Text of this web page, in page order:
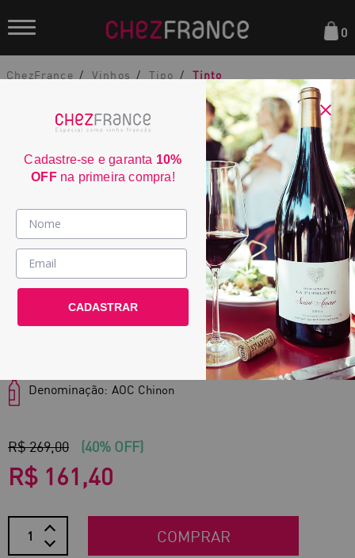
Vinhos >
País / Região >
Le Club >
0
ChezFrance Vinhos Tipo Tinto
Domaine Couly-Dutheil Les Gravières
Chinon 2023
2175
Denominação: AOC Chinon
R$ 269,00 (40% OFF)
R$ 161,40
COMPRAR
Cadastre-se e garanta 10%
OFFna primeira compra!
CADASTRAR